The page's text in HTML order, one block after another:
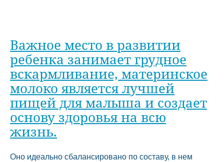
Важное место в развитии
ребенка занимает грудное
вскармливание, материнское
молоко является лучшей
пищей для малыша и создает
основу здоровья на всю
жизнь.
Оно идеально сбалансировано по составу, в нем